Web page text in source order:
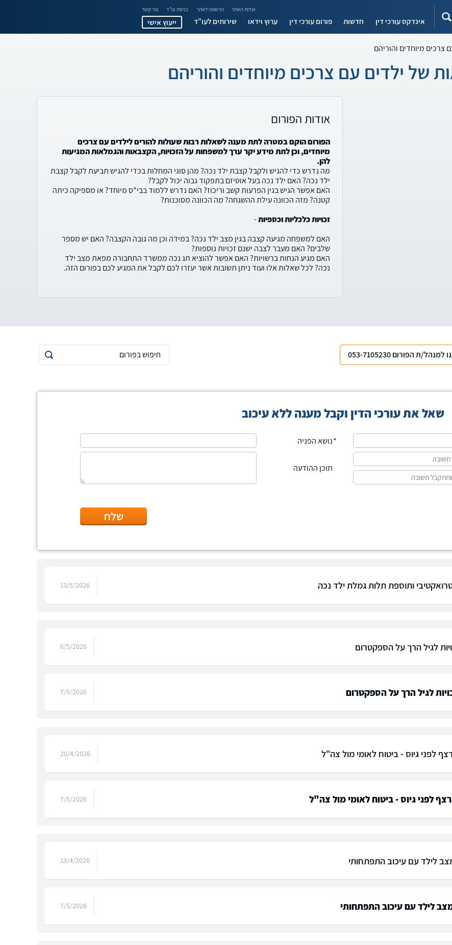
אודות האתר הרשמה לאתר כניסת עו"ד צור קשר
אינדקס עורכי דין חדשות פורום עורכי דין ערוץ וידאו שירותים לעו"ד ייעוץ אישי
צרכים מיוחדים והוריהם
של ילדים עם צרכים מיוחדים והוריהם
אודות הפורום
הפורום הוקם במטרה לתת מענה לשאלות רבות שעולות להורים לילדים עם צרכים
מיוחדים, וכן לתת מידע יקר ערך למשפחות על הזכויות, הקצבאות והגמלאות המגיעות
להן.
מה נדרש כדי להגיש ולקבל קצבת ילד נכה? מהן סוגי המחלות בכדי להגיש תביעת לקבל קצבת
ילד נכה? האם ילד נכה בעל אוטיזם בתפקוד גבוה יכול לקבל?
האם אפשר הגיש בגין הפרעות קשב וריכוז? האם נדרש ללמוד בבי"ס מיוחד? או מספיקה כיתה
קטנה? מזה הכוונה עילת ההשגחה? מה הכוונה מסוכנות?
זכויות כלכליות וכספיות-
האם למשפחה מגיעה קצבה בגין מצב ילד נכה? במידה וכן מה גובה הקצבה? האם יש מספר
שלבים? האם מעבר לצבה ישנם זכויות נוספות?
האם מגיע הנחות ברשויות? האם אפשר להוציא תג נכה ממשרד התחבורה מפאת מצב ילד
נכה? לכל שאלות אלו ועוד ניתן תשובות אשר יעזרו לכם לקבל את המגיע לכם בפורום הזה.
למנהל/ת הפורום 053-7105230
שאל את עורכי הדין וקבל מענה ללא עיכוב
נושא הפניה
תוכן ההודעה
שלח
ותוספת תלות גמלת ילד נכה 13/5/2026
לגיל הרך על הספקטרום 6/5/2026
לגיל הרך על הספקטרום 7/5/2026
לפני גיוס - ביטוח לאומי מול צה"ל 20/4/2026
לפני גיוס - ביטוח לאומי מול צה"ל 7/5/2026
לילד עם עיכוב התפתחותי 13/4/2026
לילד עם עיכוב התפתחותי 7/5/2026